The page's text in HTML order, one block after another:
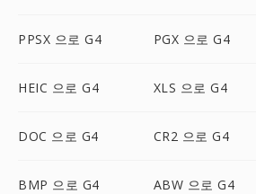
PPSX 으로 G4 PGX 으로 G4
HEIC 으로 G4 XLS 으로 G4
DOC 으로 G4 CR2 으로 G4
BMP 으로 G4 ABW 으로 G4